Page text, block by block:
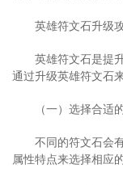
英雄符文石升级
英雄符文石是提
通过升级英雄符文石
（一）选择合适
不同的符文石会
属性特点来选择相应